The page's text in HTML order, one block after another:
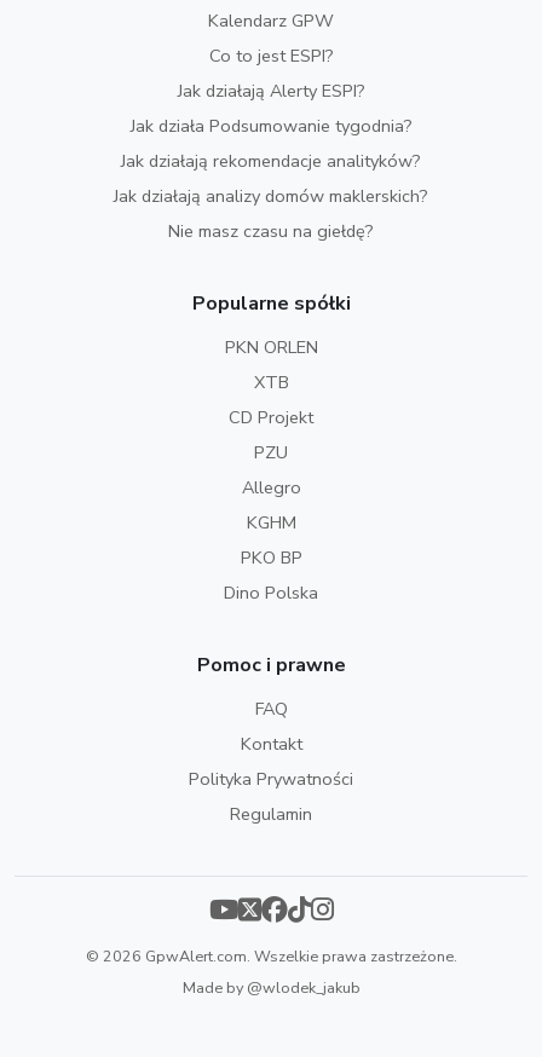
Kalendarz GPW
Co to jest ESPI?
Jak działają Alerty ESPI?
Jak działa Podsumowanie tygodnia?
Jak działają rekomendacje analityków?
Jak działają analizy domów maklerskich?
Nie masz czasu na giełdę?
Popularne spółki
PKN ORLEN
XTB
CD Projekt
PZU
Allegro
KGHM
PKO BP
Dino Polska
Pomoc i prawne
FAQ
Kontakt
Polityka Prywatności
Regulamin
© 2026 GpwAlert.com. Wszelkie prawa zastrzeżone.
Made by@wlodek_jakub